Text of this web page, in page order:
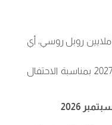
يحصل الفائز على مكافأة مالية قدرها 3 ملايين روبل روسي، أي
سيتم تسليم الجائزة خلال شهر فبراير 2027 بمناسبة الاحتفال